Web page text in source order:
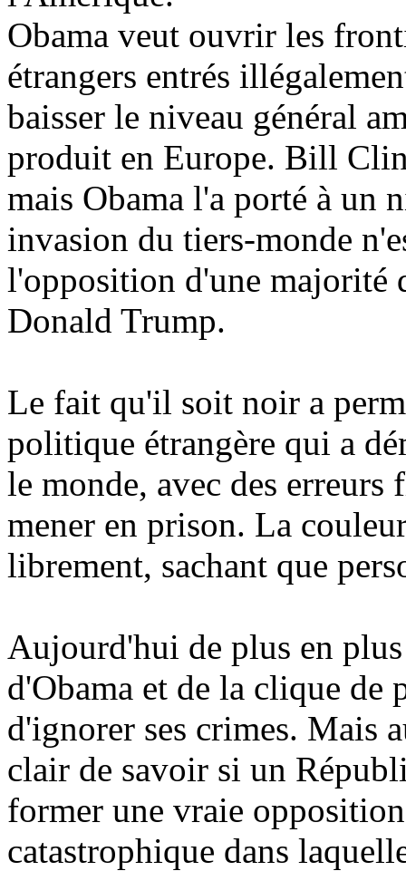
Obama veut ouvrir les
étrangers entrés
baisser le niveau général
produit en Europe. Bill
mais Obama l'a porté à un
invasion du tiers-monde
l'opposition d'une majorité
Donald Trump.
Le fait qu'il soit noir a
politique étrangère qui a
le monde, avec des
mener en prison. La
librement, sachant que
Aujourd'hui de plus en
d'Obama et de la clique
d'ignorer ses crimes. Mais
clair de savoir si un
former une vraie
catastrophique dans